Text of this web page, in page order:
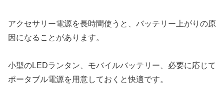
アクセサリー電源を長時間使うと、バッテリー上がりの原
因になることがあります。
小型のLEDランタン、モバイルバッテリー、必要に応じて
ポータブル電源を用意しておくと快適です。